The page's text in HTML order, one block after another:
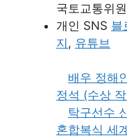
국토교통위
개인 SNS 블
지, 유튜브
배우 정해
정석 (수상
탁구선수
혼합복식 세